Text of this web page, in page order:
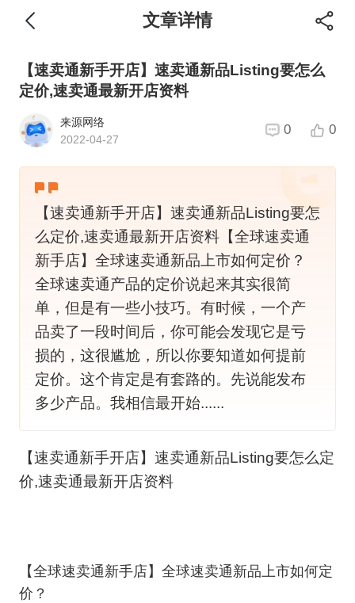
文章详情
【速卖通新手开店】速卖通新品Listing要怎么
定价,速卖通最新开店资料
来源网络
2022-04-27
0 0
【速卖通新手开店】速卖通新品Listing要怎
么定价,速卖通最新开店资料【全球速卖通
新手店】全球速卖通新品上市如何定价？
全球速卖通产品的定价说起来其实很简
单，但是有一些小技巧。有时候，一个产
品卖了一段时间后，你可能会发现它是亏
损的，这很尴尬，所以你要知道如何提前
定价。这个肯定是有套路的。先说能发布
多少产品。我相信最开始......
【速卖通新手开店】速卖通新品Listing要怎么定
价,速卖通最新开店资料
【全球速卖通新手店】全球速卖通新品上市如何定
价？